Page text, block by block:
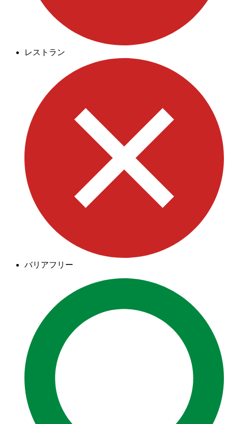
レストラン
バリアフリー